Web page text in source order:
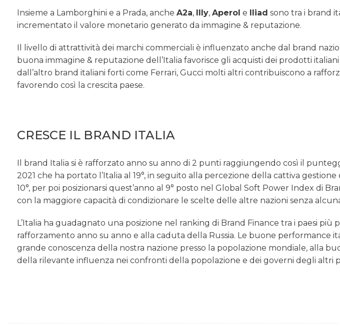
Insieme a Lamborghini e a Prada, ancheA2a, Illy,Aperol e Iliad sono tra i brand
incrementato il valore monetario generato da immagine & reputazione.
Il livello di attrattività dei marchi commerciali è influenzato anche dal brand
buona immagine & reputazione dell’Italia favorisce gli acquisti dei prodotti
dall’altro brand italiani forti come Ferrari, Gucci molti altri contribuiscono a
favorendo così la crescita paese.
CRESCE IL BRAND ITALIA
Il brand Italia si è rafforzato anno su anno di 2 punti raggiungendo così il
2021 che ha portato l’Italia al 19°, in seguito alla percezione della cattiva gestione
10°, per poi posizionarsi quest’anno al 9° posto nel Global Soft Power Index di
con la maggiore capacità di condizionare le scelte delle altre nazioni senza
L’Italia ha guadagnato una posizione nel ranking di Brand Finance tra i paesi più
rafforzamento anno su anno e alla caduta della Russia. Le buone performance
grande conoscenza della nostra nazione presso la popolazione mondiale, alla
della rilevante influenza nei confronti della popolazione e dei governi degli altri